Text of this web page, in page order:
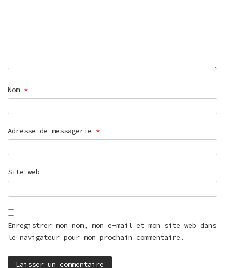
Nom *
Adresse de messagerie *
Site web
Enregistrer mon nom, mon e-mail et mon site web dans
le navigateur pour mon prochain commentaire.